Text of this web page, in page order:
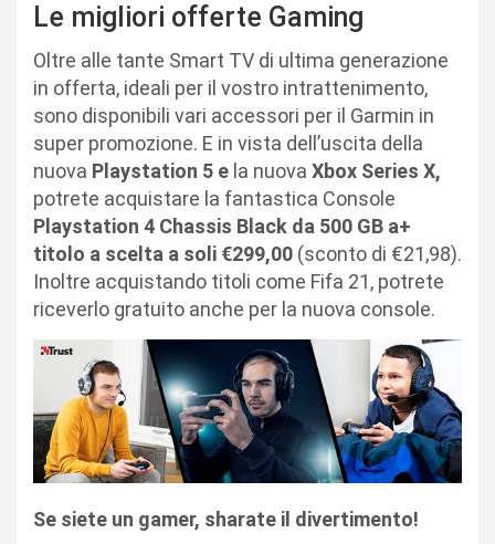
Le migliori offerte Gaming
Oltre alle tante Smart TV di ultima generazione
in offerta, ideali per il vostro intrattenimento,
sono disponibili vari accessori per il Garmin in
super promozione. E in vista dell’uscita della
nuova Playstation 5 e la nuova Xbox Series X,
potrete acquistare la fantastica Console
Playstation 4 Chassis Black da 500 GB a+
titolo a scelta a soli €299,00 (sconto di €21,98).
Inoltre acquistando titoli come Fifa 21, potrete
riceverlo gratuito anche per la nuova console.
Se siete un gamer, sharate il divertimento!